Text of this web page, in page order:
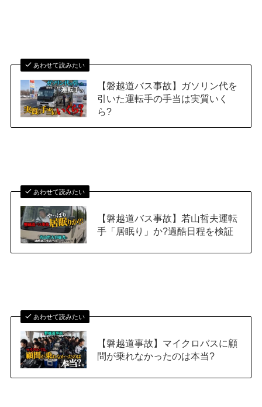
あわせて読みたい
【磐越道バス事故】ガソリン代を
引いた運転手の手当は実質いく
ら?
あわせて読みたい
【磐越道バス事故】若山哲夫運転
手「居眠り」か?過酷日程を検証
あわせて読みたい
【磐越道事故】マイクロバスに顧
問が乗れなかったのは本当?